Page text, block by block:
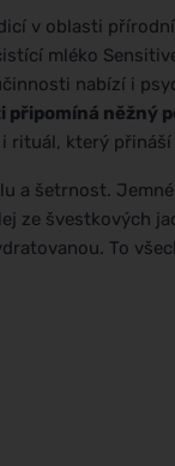
v oblasti
mléko
nabízí i
něžný
rituál, který
a šetrnost.
ze švestkových
To